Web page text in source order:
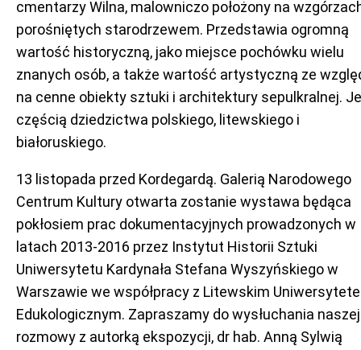
cmentarzy Wilna, malowniczo położony na
porośniętych starodrzewem. Przedstawia ogromną
wartość historyczną, jako miejsce pochówku wielu
znanych osób, a także wartość artystyczną ze
na cenne obiekty sztuki i architektury sepulkralnej.
częścią dziedzictwa polskiego, litewskiego i
białoruskiego.
13 listopada przed Kordegardą. Galerią Narodowego
Centrum Kultury otwarta zostanie wystawa będąca
pokłosiem prac dokumentacyjnych prowadzonych w
latach 2013-2016 przez Instytut Historii Sztuki
Uniwersytetu Kardynała Stefana Wyszyńskiego w
Warszawie we współpracy z Litewskim
Edukologicznym. Zapraszamy do wysłuchania naszej
rozmowy z autorką ekspozycji, dr hab. Anną Sylwią